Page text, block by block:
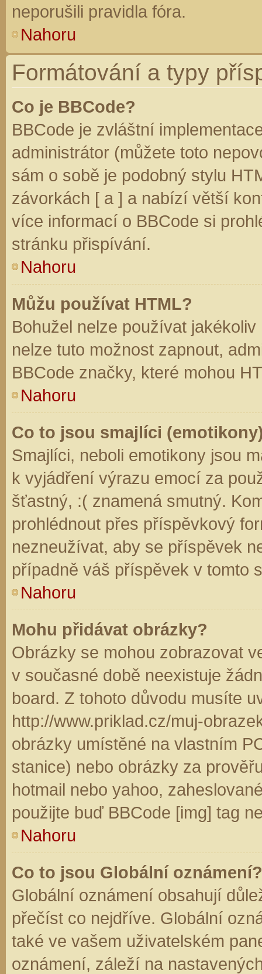
neporušili pravidla fóra.
Nahoru
Formátování a typy
Co je BBCode?
BBCode je zvláštní
administrátor (můžete toto
sám o sobě je podobný stylu
závorkách [ a ] a nabízí větší
více informací o BBCode si
stránku přispívání.
Nahoru
Můžu používat HTML?
Bohužel nelze používat
nelze tuto možnost zapnout,
BBCode značky, které mohou
Nahoru
Co to jsou smajlíci
Smajlíci, neboli emotikony jsou
k vyjádření výrazu emocí za
šťastný, :( znamená smutný.
prohlédnout přes příspěvkový
nezneužívat, aby se příspěvek
případně váš příspěvek v tomto
Nahoru
Mohu přidávat obrázky?
Obrázky se mohou zobrazovat
v současné době neexistuje
board. Z tohoto důvodu musíte
http://www.priklad.cz/muj-
obrázky umístěné na vlastním
stanice) nebo obrázky za
hotmail nebo yahoo,
použijte buď BBCode [img] tag
Nahoru
Co to jsou Globální oznámení?
Globální oznámení obsahují
přečíst co nejdříve. Globální
také ve vašem uživatelském
oznámení, záleží na